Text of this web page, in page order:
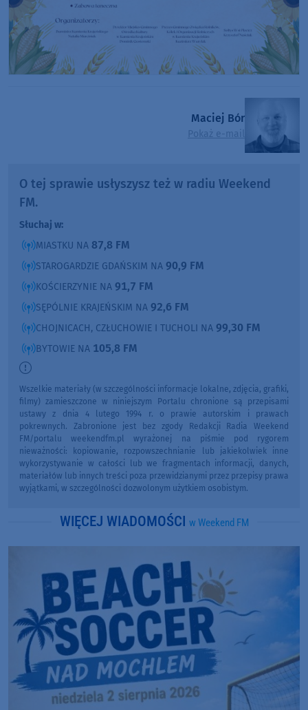
Maciej Bór
Pokaż e-mail
O tej sprawie usłyszysz też w radiu Weekend
FM.
Słuchaj w:
MIASTKU NA 87,8 FM
STAROGARDZIE GDAŃSKIM NA 90,9 FM
KOŚCIERZYNIE NA 91,7 FM
SĘPÓLNIE KRAJEŃSKIM NA 92,6 FM
CHOJNICACH, CZŁUCHOWIE I TUCHOLI NA 99,30 FM
BYTOWIE NA 105,8 FM
Wszelkie materiały (w szczególności informacje lokalne, zdjęcia, grafiki,
filmy) zamieszczone w niniejszym Portalu chronione są przepisami
ustawy z dnia 4 lutego 1994 r. o prawie autorskim i prawach
pokrewnych. Zabronione jest bez zgody Redakcji Radia Weekend
FM/portalu weekendfm.pl wyrażonej na piśmie pod rygorem
nieważności: kopiowanie, rozpowszechnianie lub jakiekolwiek inne
wykorzystywanie w całości lub we fragmentach informacji, danych,
materiałów lub innych treści poza przewidzianymi przez przepisy prawa
wyjątkami, w szczególności dozwolonym użytkiem osobistym.
WIĘCEJ WIADOMOŚCI w Weekend FM